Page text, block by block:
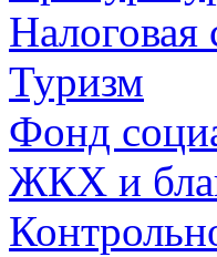
Туризм
Фонд
ЖКХ и